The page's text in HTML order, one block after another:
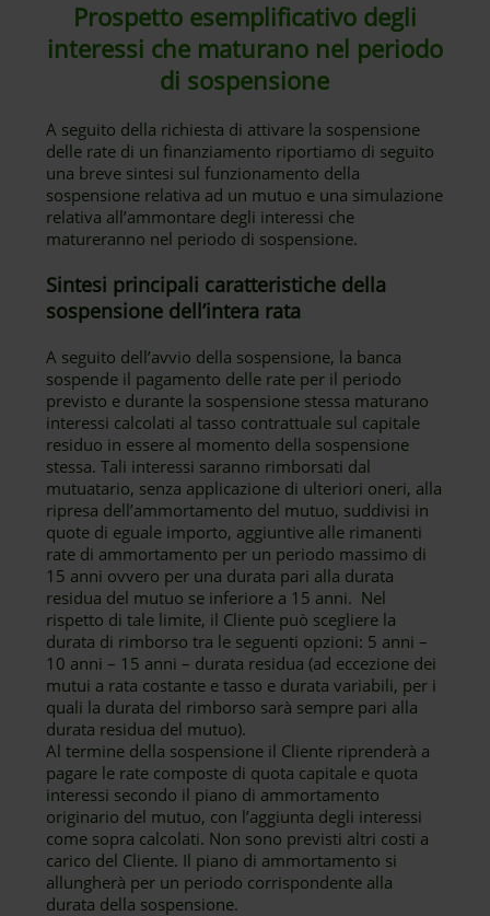
Prospetto esemplificativo degli
interessi che maturano nel periodo
di sospensione
A seguito della richiesta di attivare la sospensione
delle rate di un finanziamento riportiamo di seguito
una breve sintesi sul funzionamento della
sospensione relativa ad un mutuo e una simulazione
relativa all’ammontare degli interessi che
matureranno nel periodo di sospensione.
Sintesi principali caratteristiche della
sospensione dell’intera rata
A seguito dell’avvio della sospensione, la banca
sospende il pagamento delle rate per il periodo
previsto e durante la sospensione stessa maturano
interessi calcolati al tasso contrattuale sul capitale
residuo in essere al momento della sospensione
stessa. Tali interessi saranno rimborsati dal
mutuatario, senza applicazione di ulteriori oneri, alla
ripresa dell’ammortamento del mutuo, suddivisi in
quote di eguale importo, aggiuntive alle rimanenti
rate di ammortamento per un periodo massimo di
15 anni ovvero per una durata pari alla durata
residua del mutuo se inferiore a 15 anni. Nel
rispetto di tale limite, il Cliente può scegliere la
durata di rimborso tra le seguenti opzioni: 5 anni –
10 anni – 15 anni – durata residua (ad eccezione dei
mutui a rata costante e tasso e durata variabili, per i
quali la durata del rimborso sarà sempre pari alla
durata residua del mutuo).
Al termine della sospensione il Cliente riprenderà a
pagare le rate composte di quota capitale e quota
interessi secondo il piano di ammortamento
originario del mutuo, con l’aggiunta degli interessi
come sopra calcolati. Non sono previsti altri costi a
carico del Cliente. Il piano di ammortamento si
allungherà per un periodo corrispondente alla
durata della sospensione.